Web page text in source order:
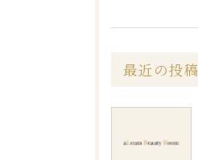
最近の投稿